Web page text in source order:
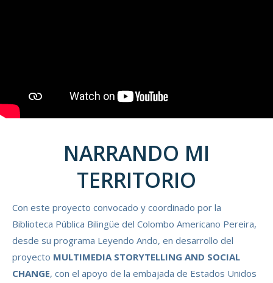
NARRANDO MI
TERRITORIO
Con este proyecto convocado y coordinado por la
Biblioteca Pública Bilingüe del Colombo Americano Pereira,
desde su programa Leyendo Ando, en desarrollo del
proyecto MULTIMEDIA STORYTELLING AND SOCIAL
CHANGE, con el apoyo de la embajada de Estados Unidos